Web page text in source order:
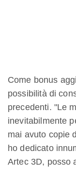
Come bonus
possibilità di
precedenti. "Le
inevitabilmente
mai avuto copie
ho dedicato
Artec 3D, posso